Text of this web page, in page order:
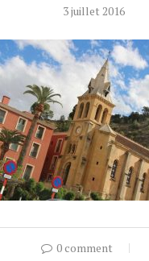
3 juillet 2016
0 comment